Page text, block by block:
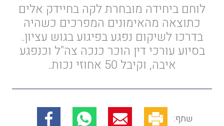
לוחם ביחידה מובחרת לקה בחיידק אלים
כתוצאה מהאימונים המפרכים כשהיה
בדרכו לשיקום נפגע בפיגוע בגוש עציון.
בסיוע עורכי דין הוכר כנכה צה"ל וכנפגע
איבה, וקיבל 50 אחוזי נכות.
שתף: